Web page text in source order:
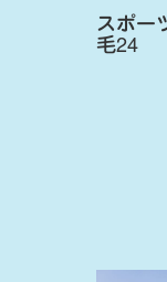
スポー
毛24